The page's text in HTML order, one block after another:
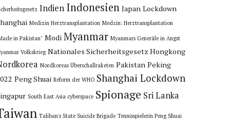
Indien Indonesien Japan Lockdown
Medizin Herztransplantation Medzin: Herztransplantation
in Pakistan" Modi Myanmar Myanmars Generäle in Angst
Volkskrieg Nationales Sicherheitsgesetz Hongkong
Nordkoreas Überschallraketen Pakistan Peking
Peng Shuai Reform der WHO Shanghai Lockdown
South East Asia cyberspace Spionage Sri Lanka
Taliban's State Suicide Brigade Tennisspielerin Peng Shuai